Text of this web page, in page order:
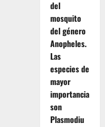
del
mosquito
del género
Anopheles.
Las
especies de
mayor
importancia
son
Plasmodiu